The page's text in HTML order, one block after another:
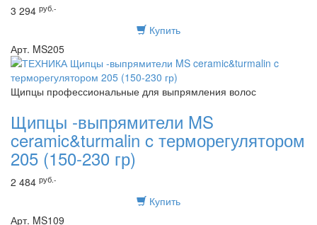
3 294 руб.-
Купить
Арт. MS205
Щипцы профессиональные для выпрямления волос
Щипцы -выпрямители MS
ceramic&turmalin c терморегулятором
205 (150-230 гр)
2 484 руб.-
Купить
Арт. MS109